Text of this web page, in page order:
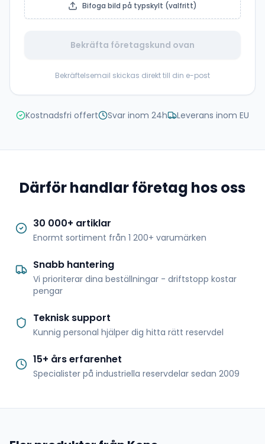
Bifoga bild på typskylt (valfritt)
Bekräfta företagskund ovan
Bekräftelsemail skickas direkt till din e-post
Kostnadsfri offert Svar inom 24h Leverans inom EU
Därför handlar företag hos oss
30 000+ artiklar
Enormt sortiment från 1 200+ varumärken
Snabb hantering
Vi prioriterar dina beställningar - driftstopp kostar
pengar
Teknisk support
Kunnig personal hjälper dig hitta rätt reservdel
15+ års erfarenhet
Specialister på industriella reservdelar sedan 2009